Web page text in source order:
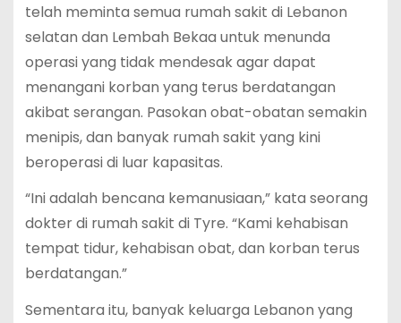
telah meminta semua rumah sakit di Lebanon
selatan dan Lembah Bekaa untuk menunda
operasi yang tidak mendesak agar dapat
menangani korban yang terus berdatangan
akibat serangan. Pasokan obat-obatan semakin
menipis, dan banyak rumah sakit yang kini
beroperasi di luar kapasitas.
“Ini adalah bencana kemanusiaan,” kata seorang
dokter di rumah sakit di Tyre. “Kami kehabisan
tempat tidur, kehabisan obat, dan korban terus
berdatangan.”
Sementara itu, banyak keluarga Lebanon yang